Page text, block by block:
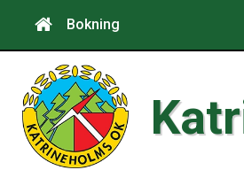
Bokning